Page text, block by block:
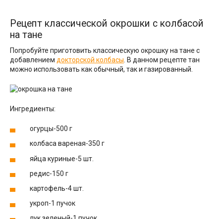
Рецепт классической окрошки с колбасой
на тане
Попробуйте приготовить классическую окрошку на тане с
добавлением докторской колбасы. В данном рецепте тан
можно использовать как обычный, так и газированный.
Ингредиенты:
огурцы-500 г
колбаса вареная-350 г
яйца куриные-5 шт.
редис-150 г
картофель-4 шт.
укроп-1 пучок